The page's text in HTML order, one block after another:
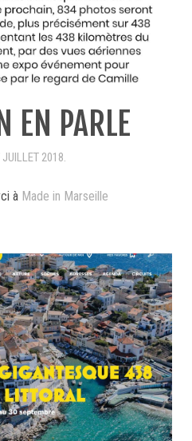
EN PARLE
JUILLET 2018.
à Made in Marseille